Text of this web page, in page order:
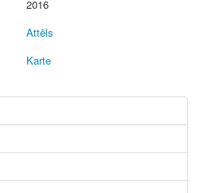
2016
Attēls
Karte